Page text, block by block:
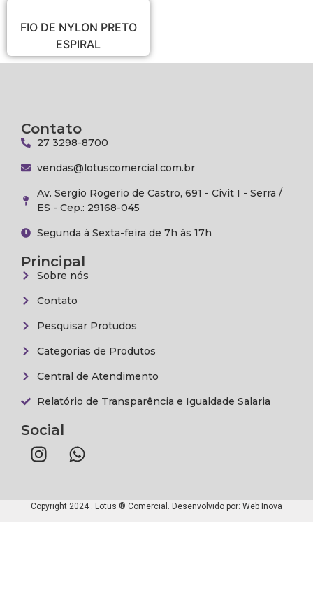
FIO DE NYLON PRETO
ESPIRAL
Contato
27 3298-8700
vendas@lotuscomercial.com.br
Av. Sergio Rogerio de Castro, 691 - Civit I - Serra /
ES - Cep.: 29168-045
Segunda à Sexta-feira de 7h às 17h
Principal
Sobre nós
Contato
Pesquisar Protudos
Categorias de Produtos
Central de Atendimento
Relatório de Transparência e Igualdade Salaria
Social
Copyright 2024 . Lotus ® Comercial. Desenvolvido por: Web Inova